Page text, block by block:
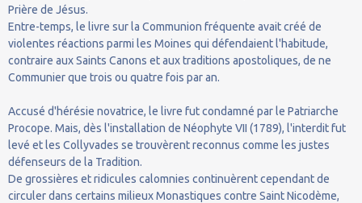
Prière de Jésus.
Entre-temps, le livre sur la Communion fréquente avait créé de
violentes réactions parmi les Moines qui défendaient l'habitude,
contraire aux Saints Canons et aux traditions apostoliques, de ne
Communier que trois ou quatre fois par an.
Accusé d'hérésie novatrice, le livre fut condamné par le Patriarche
Procope. Mais, dès l'installation de Néophyte VII (1789), l'interdit fut
levé et les Collyvades se trouvèrent reconnus comme les justes
défenseurs de la Tradition.
De grossières et ridicules calomnies continuèrent cependant de
circuler dans certains milieux Monastiques contre Saint Nicodème,